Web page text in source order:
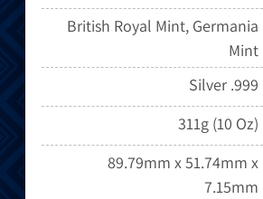
British Royal Mint, Germania
Mint
Silver .999
311g (10 Oz)
89.79mm x 51.74mm x
7.15mm